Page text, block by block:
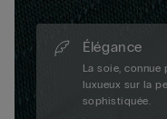
Élégance
La soie,
luxueux sur la
sophistiquée.